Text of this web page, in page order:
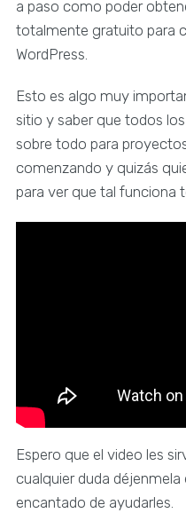
a paso como poder
totalmente gratuito para
WordPress.
Esto es algo muy
sitio y saber que todos
sobre todo para
comenzando y quizás
para ver que tal funciona
Espero que el video les
cualquier duda
encantado de ayudarles.